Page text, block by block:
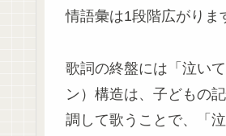
情語彙は1段階広がりま
歌詞の終盤には「泣い
ン）構造は、子どもの
調して歌うことで、「